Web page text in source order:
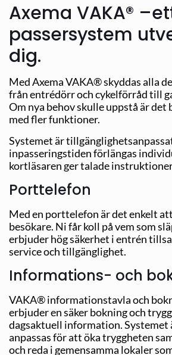
Axema VAKA®
passersystem
dig.
Med Axema VAKA® skyddas alla
från entrédörr och cykelförråd till
Om nya behov skulle uppstå är det
med fler funktioner.
Systemet är
inpasseringstiden förlängas
kortläsaren ger talade
Porttelefon
Med en porttelefon är det enkelt
besökare. Ni får koll på vem som
erbjuder hög säkerhet i entrén
service och tillgänglighet.
Informations- och
VAKA® informationstavla och
erbjuder en säker bokning och
dagsaktuell information. Systemet
anpassas för att öka tryggheten
och reda i gemensamma lokaler